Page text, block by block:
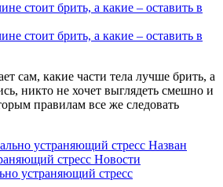
стоит брить, а какие – оставить в
стоит брить, а какие – оставить в
сам, какие части тела лучше брить, а
никто не хочет выглядеть смешно и
правилам все же следовать
Назван
стресс Новости
устраняющий стресс